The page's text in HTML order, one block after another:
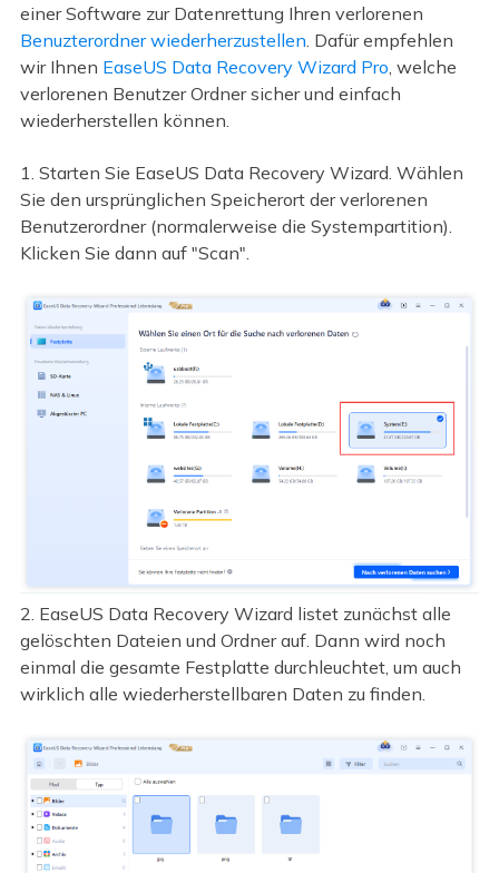
einer Software zur Datenrettung Ihren verlorenen
Benuzterordner wiederherzustellen. Dafür empfehlen
wir Ihnen EaseUS Data Recovery Wizard Pro, welche
verlorenen Benutzer Ordner sicher und einfach
wiederherstellen können.
1. Starten Sie EaseUS Data Recovery Wizard. Wählen
Sie den ursprünglichen Speicherort der verlorenen
Benutzerordner (normalerweise die Systempartition).
Klicken Sie dann auf "Scan".
2. EaseUS Data Recovery Wizard listet zunächst alle
gelöschten Dateien und Ordner auf. Dann wird noch
einmal die gesamte Festplatte durchleuchtet, um auch
wirklich alle wiederherstellbaren Daten zu finden.